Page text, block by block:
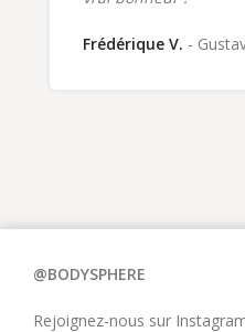
Frédérique V.
@BODYSPHERE
Rejoignez-nous sur